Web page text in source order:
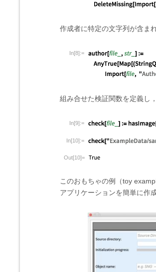
作成者に特定の文字列が含ま
In[8]:=
組み合せた検証関数を定義し
In[9]:=
In[10]:=
Out[10]=
このおもちゃの例（toy
アプリケーションを簡単に作